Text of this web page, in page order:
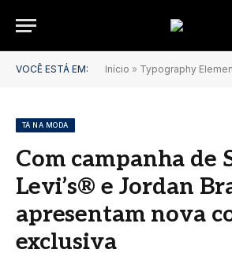
VOCÊ ESTÁ EM: Início » Typography
TÁ NA MODA
Com campanha de
Levi’s® e Jordan
apresentam nova
exclusiva